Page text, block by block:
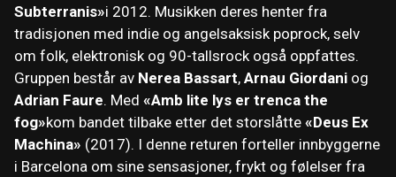
Subterranis»i 2012. Musikken deres henter fra
tradisjonen med indie og angelsaksisk poprock, selv
om folk, elektronisk og 90-tallsrock også oppfattes.
Gruppen består av Nerea Bassart, Arnau Giordani og
Adrian Faure. Med «Amb lite lys er trenca the
fog»kom bandet tilbake etter det storslåtte «Deus Ex
Machina» (2017). I denne returen forteller innbyggerne
i Barcelona om sine sensasjoner, frykt og følelser fra